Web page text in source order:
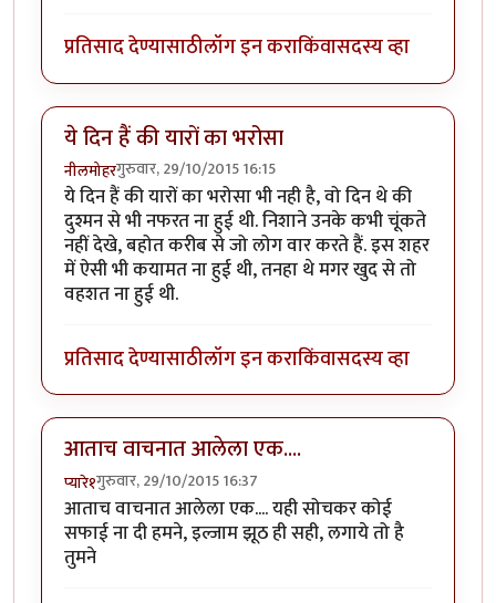
प्रतिसाद देण्यासाठीलॉग इन कराकिंवासदस्य व्हा
ये दिन हैं की यारों का भरोसा
नीलमोहरगुरुवार, 29/10/2015 16:15
ये दिन हैं की यारों का भरोसा भी नही है, वो दिन थे की
दुश्मन से भी नफरत ना हुई थी. निशाने उनके कभी चूंकते
नहीं देखे, बहोत करीब से जो लोग वार करते हैं. इस शहर
में ऐसी भी कयामत ना हुई थी, तनहा थे मगर खुद से तो
वहशत ना हुई थी.
प्रतिसाद देण्यासाठीलॉग इन कराकिंवासदस्य व्हा
आताच वाचनात आलेला एक....
प्यारे१गुरुवार, 29/10/2015 16:37
आताच वाचनात आलेला एक.... यही सोचकर कोई
सफाई ना दी हमने, इल्जाम झूठ ही सही, लगाये तो है
तुमने